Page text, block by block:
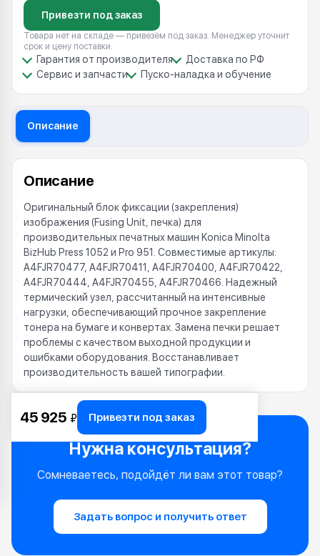
Привезти под заказ
Товара нет на складе — привезём под заказ. Менеджер уточнит
срок и цену поставки.
Гарантия от производителя
Доставка по РФ
Сервис и запчасти
Пуско-наладка и обучение
Описание
Описание
Оригинальный блок фиксации (закрепления)
изображения (Fusing Unit, печка) для
производительных печатных машин Konica Minolta
BizHub Press 1052 и Pro 951. Совместимые артикулы:
A4FJR70477, A4FJR70411, A4FJR70400, A4FJR70422,
A4FJR70444, A4FJR70455, A4FJR70466. Надежный
термический узел, рассчитанный на интенсивные
нагрузки, обеспечивающий прочное закрепление
тонера на бумаге и конвертах. Замена печки решает
проблемы с качеством выходной продукции и
ошибками оборудования. Восстанавливает
производительность вашей типографии.
45 925 ₽ Привезти под заказ
Нужна консультация?
Сомневаетесь, подойдёт ли вам этот товар?
Задать вопрос и получить ответ